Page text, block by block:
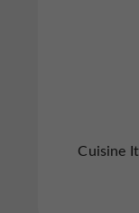
Cuisine